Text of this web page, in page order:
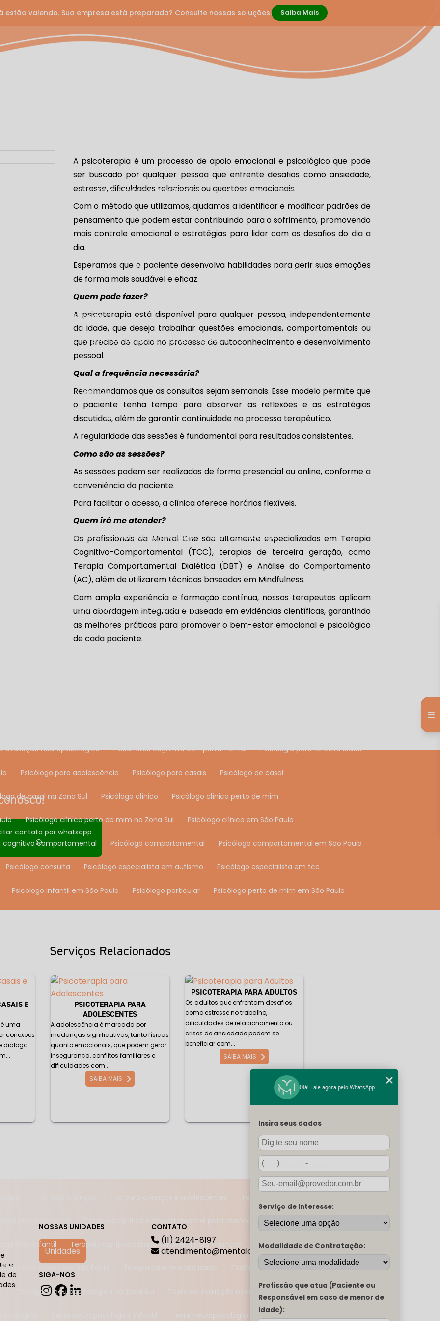
estão valendo. Sua empresa está preparada? Consulte nossas soluções. Saiba Mais
Orientação Parental Orientação Vocacional Psicoterapia
Psicoterapia para Casais e Famílias Rastreio Global Terapia Infanto-juvenil
Equilíbrio entre Carreira, Família e Bem-Estar: A Abordagem da Mental One e a TCC
Sociais para Crianças Ansiosas e Tímidas
à frente das empresas
na saúde mental infantil para combater o suicídio e a depressão
Contato
Avaliação neuropsicológica Avaliação neuropsicológica para adulto
Avaliação neuropsicológica cognitiva Avaliação neuropsicológica do idoso
neuropsicológica infantil em São Paulo
Avaliação psicodiagnóstica Avaliação de psicologia Avaliação psicológica
Avaliação psicológica na Zona Sul Clínica de atendimento psicológico
Clínica de avaliação psicológica Clínica de psicologia Clínica de psicologia perto de mim
Clínica de psicologia em São Paulo Clínica de psicoterapia
Clínica para tratamento psicológico Consulta com psicólogo Consulta terapia de casal
avaliação neuropsicológica Psicanálise cognitivo comportamental Psicologia para terceira idade
Psicólogo para adolescência Psicólogo para casais Psicólogo de casal
de casal na Zona Sul Psicólogo clínico Psicólogo clínico perto de mim
Psicólogo clínico perto de mim na Zona Sul Psicólogo clínico em São Paulo
cognitivo comportamental Psicólogo comportamental Psicólogo comportamental em São Paulo
Psicólogo consulta Psicólogo especialista em autismo Psicólogo especialista em tcc
Psicólogo infantil em São Paulo Psicólogo particular Psicólogo perto de mim em São Paulo
para autismo infantil Psicoterapia breve Psicoterapia breve para idosos
breve na Zona Sul Psicoterapia para casais Psicoterapia de casal
de casal na Zona Sul Psicoterapia cognitiva comportamental
São Paulo Psicoterapia cognitiva comportamental na Zona Sul
Psicoterapia comportamental Psicoterapia comportamental infantil
Psicoterapia para idoso na Zona Sul
Psicoterapia individual em São Paulo Psicoterapia individual na Zona Sul
Psicoterapia infantil tcc
Psicoterapia na terceira idade
Tcc para crianças e adolescentes
preço consulta Terapia cognitiva comportamental para crianças
cognitiva infantil Terapia cognitivo comportamental para crianças Terapia para idosos
para idosos em São Paulo Testagem neuropsicológica
Testagem neuropsicológica na Zona Sul Teste de avaliação neuropsicológica
Teste neuropsicológico preço
A psicoterapia é um processo de apoio emocional e psicológico que pode
ser buscado por qualquer pessoa que enfrente desafios como ansiedade,
estresse, dificuldades relacionais ou questões emocionais.
Com o método que utilizamos, ajudamos a identificar e modificar padrões de
pensamento que podem estar contribuindo para o sofrimento, promovendo
mais controle emocional e estratégias para lidar com os desafios do dia a
dia.
Esperamos que o paciente desenvolva habilidades para gerir suas emoções
de forma mais saudável e eficaz.
Quem pode fazer?
A psicoterapia está disponível para qualquer pessoa, independentemente
da idade, que deseja trabalhar questões emocionais, comportamentais ou
que precise de apoio no processo de autoconhecimento e desenvolvimento
pessoal.
Qual a frequência necessária?
Recomendamos que as consultas sejam semanais. Esse modelo permite que
o paciente tenha tempo para absorver as reflexões e as estratégias
discutidas, além de garantir continuidade no processo terapêutico.
A regularidade das sessões é fundamental para resultados consistentes.
Como são as sessões?
As sessões podem ser realizadas de forma presencial ou online, conforme a
conveniência do paciente.
Para facilitar o acesso, a clínica oferece horários flexíveis.
Quem irá me atender?
Os profissionais da Mental One são altamente especializados em Terapia
Cognitivo-Comportamental (TCC), terapias de terceira geração, como
Terapia Comportamental Dialética (DBT) e Análise do Comportamento
(AC), além de utilizarem técnicas baseadas em Mindfulness.
Com ampla experiência e formação contínua, nossos terapeutas aplicam
uma abordagem integrada e baseada em evidências científicas, garantindo
as melhores práticas para promover o bem-estar emocional e psicológico
de cada paciente.
contato por whatsapp
Serviços Relacionados
E
uma
conexões
diálogo
PSICOTERAPIA PARA
ADOLESCENTES
A adolescência é marcada por
mudanças significativas, tanto físicas
quanto emocionais, que podem gerar
insegurança, conflitos familiares e
dificuldades com...
SAIBA MAIS
PSICOTERAPIA PARA ADULTOS
Os adultos que enfrentam desafios
como estresse no trabalho,
dificuldades de relacionamento ou
crises de ansiedade podem se
beneficiar com...
SAIBA MAIS
e
de
NOSSAS UNIDADES
Unidades
SIGA-NOS
CONTATO
(11) 2424-8197
atendimento@mentalone.com.br
MENU
SERVIÇOS
BLOG
MENTAL ONE NA MÍDIA
TRABALHE CONOSCO
PARA EMPRESAS
CATEGORIAS
Olá! Fale agora pelo WhatsApp
Insira seus dados
Serviço de Interesse:
Modalidade de Contratação:
Profissão que atua (Paciente ou
Responsável em caso de menor de
idade):